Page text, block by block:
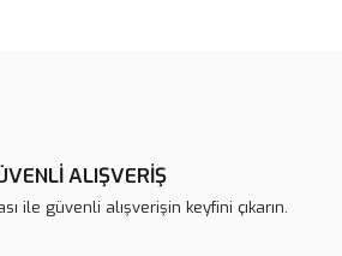
bilgiler bulunuyor.
ALIŞVERİŞ
ile güvenli alışverişin keyfini çıkarın.